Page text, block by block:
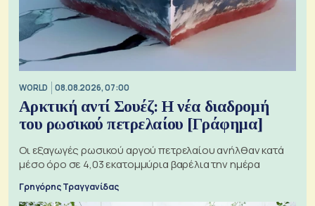
WORLD 08.08.2026, 07:00
Αρκτική αντί Σουέζ: Η νέα διαδρομή
του ρωσικού πετρελαίου [Γράφημα]
Οι εξαγωγές ρωσικού αργού πετρελαίου ανήλθαν κατά
μέσο όρο σε 4,03 εκατομμύρια βαρέλια την ημέρα
Γρηγόρης Τραγγανίδας